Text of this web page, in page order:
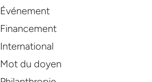
Événement
Financement
International
Mot du doyen